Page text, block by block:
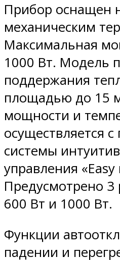
Прибор оснащен
механическим
Максимальная
1000 Вт. Модель
поддержания
площадью до 15
мощности и
осуществляется
системы
управления «Easy
Предусмотрено
600 Вт и 1000 Вт.
Функции
падении и